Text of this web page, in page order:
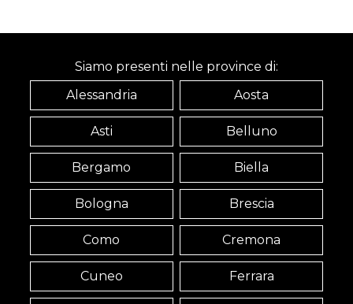
Siamo presenti nelle province di:
Alessandria
Aosta
Asti Belluno
Bergamo Biella
Bologna Brescia
Como Cremona
Cuneo Ferrara